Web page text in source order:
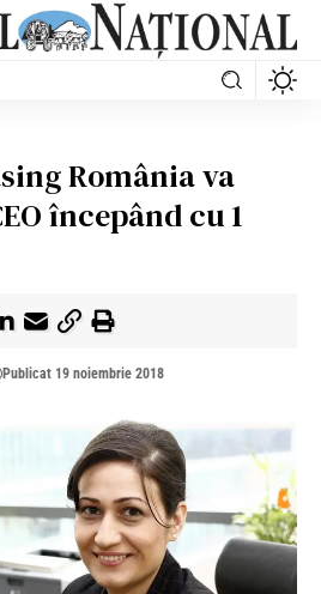
România va
începând cu 1
Publicat 19 noiembrie 2018